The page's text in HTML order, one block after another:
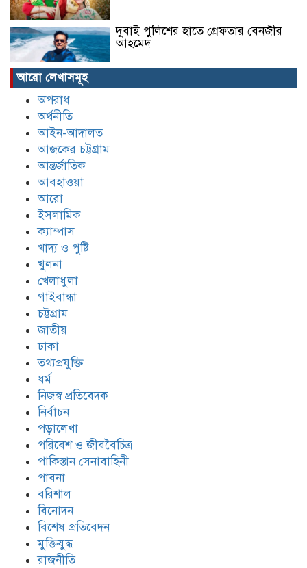
দুবাই পুলিশের হাতে গ্রেফতার বেনজীর
আহমেদ
আরো লেখাসমূহ
অপরাধ
অর্থনীতি
আইন-আদালত
আজকের চট্টগ্রাম
আন্তর্জাতিক
আবহাওয়া
আরো
ইসলামিক
ক্যাম্পাস
খাদ্য ও পুষ্টি
খুলনা
খেলাধুলা
গাইবান্ধা
চট্টগ্রাম
জাতীয়
ঢাকা
তথ্যপ্রযুক্তি
ধর্ম
নিজস্ব প্রতিবেদক
নির্বাচন
পড়ালেখা
পরিবেশ ও জীববৈচিত্র
পাকিস্তান সেনাবাহিনী
পাবনা
বরিশাল
বিনোদন
বিশেষ প্রতিবেদন
মুক্তিযুদ্ধ
রাজনীতি